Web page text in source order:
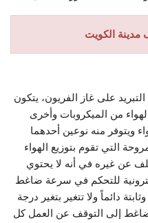
مدينة الكويت
على غاز الفريون، يتكون
من الميكروبات وأخرى
ويتوفر منه نوعين أحدهما
التي تقوم بتوزيع الهواء
عن غيره في أنه لا يحتوي
للتحكم في سرعة ضاغط
دائماً ولا تتغير بتغير درجة
إلى التوقف عن العمل كل